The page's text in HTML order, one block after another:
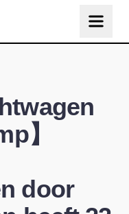
】
door